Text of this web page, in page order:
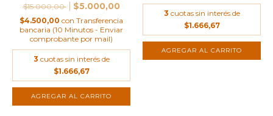
$15.000,00
$5.000,00
$4.500,00 con Transferencia
bancaria (10 Minutos - Enviar
comprobante por mail)
3 cuotas sin interés de
$1.666,67
AGREGAR AL CARRITO
3 cuotas sin interés de
$1.666,67
AGREGAR AL CARRITO